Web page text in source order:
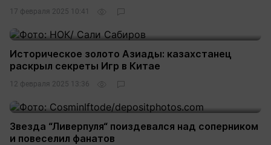
17 февраля 2025 10:41
Историческое золото Азиады: казахстанец
раскрыл секреты Игр в Китае
12 февраля 2025 13:36
Звезда “Ливерпуля“ поиздевался над соперником
и повеселил фанатов